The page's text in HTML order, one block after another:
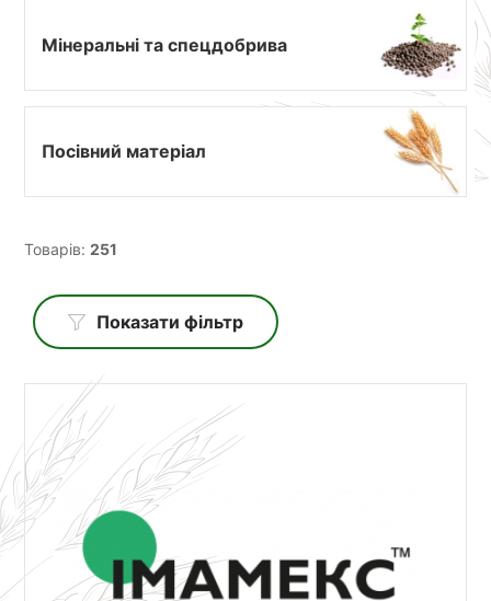
Мінеральні та спецдобрива
Посівний матеріал
Товарів: 251
Показати фільтр